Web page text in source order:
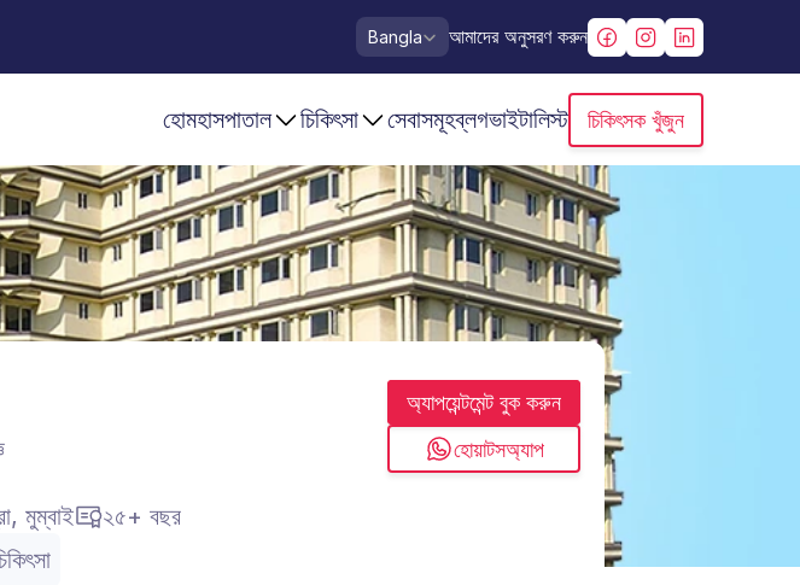
Select Language
Bangla আমাদের অনুসরণ করুন
হোমহাসপাতাল চিকিৎসা সেবাসমূহব্লগভাইটালিস্ট চিকিৎসক খুঁজুন
মুম্বাই
২৫+ বছর
অ্যাপয়েন্টমেন্ট বুক করুন
হোয়াটসঅ্যাপ